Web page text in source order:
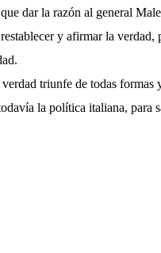
dar la razón al general
y afirmar la verdad,
triunfe de todas formas
la política italiana, para